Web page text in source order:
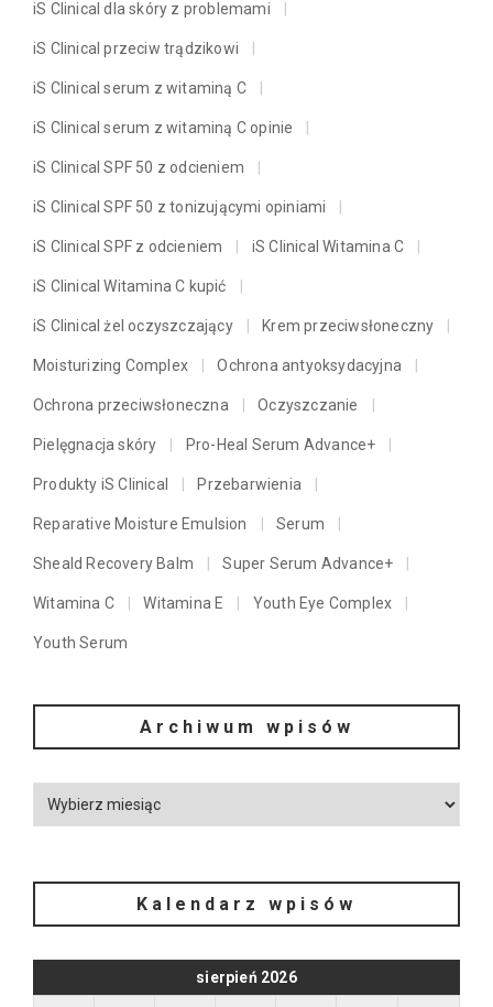
iS Clinical dla skóry z problemami
iS Clinical przeciw trądzikowi
iS Clinical serum z witaminą C
iS Clinical serum z witaminą C opinie
iS Clinical SPF 50 z odcieniem
iS Clinical SPF 50 z tonizującymi opiniami
iS Clinical SPF z odcieniem iS Clinical Witamina C
iS Clinical Witamina C kupić
iS Clinical żel oczyszczający Krem przeciwsłoneczny
Moisturizing Complex Ochrona antyoksydacyjna
Ochrona przeciwsłoneczna Oczyszczanie
Pielęgnacja skóry Pro-Heal Serum Advance+
Produkty iS Clinical Przebarwienia
Reparative Moisture Emulsion Serum
Sheald Recovery Balm Super Serum Advance+
Witamina C Witamina E Youth Eye Complex
Youth Serum
Archiwum wpisów
Kalendarz wpisów
sierpień 2026